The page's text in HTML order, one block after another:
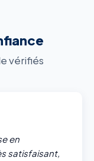
vérifiés
en
satisfaisant,